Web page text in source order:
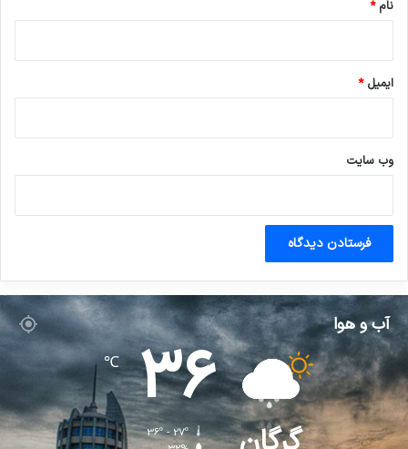
نام*
ایمیل*
وب‌ سایت
آب و هوا
36
℃
36º - 27º